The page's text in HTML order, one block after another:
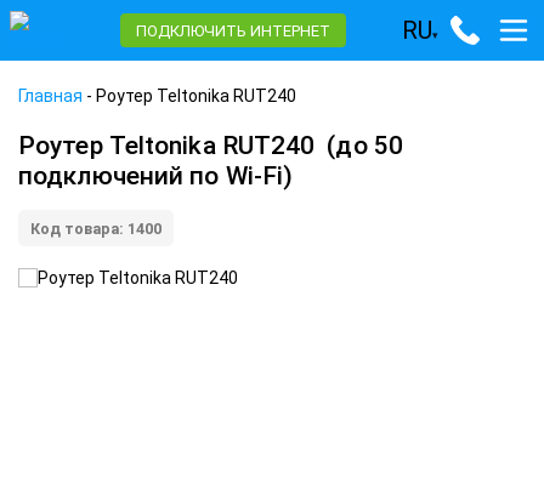
ПОДКЛЮЧИТЬ ИНТЕРНЕТ RU▾
Главная - Роутер Teltonika RUT240
Роутер Teltonika RUT240 (до 50
подключений по Wi-Fi)
Код товара: 1400